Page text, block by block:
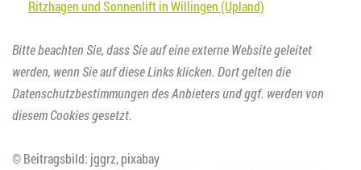
Ritzhagen und Sonnenlift in Willingen (Upland)
Bitte beachten Sie, dass Sie auf eine externe Website geleitet
werden, wenn Sie auf diese Links klicken. Dort gelten die
Datenschutzbestimmungen des Anbieters und ggf. werden von
diesem Cookies gesetzt.
© Beitragsbild: jggrz, pixabay